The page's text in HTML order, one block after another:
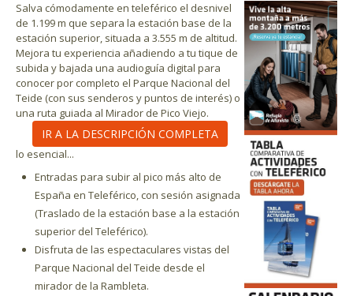
Salva cómodamente en teleférico el desnivel
de 1.199 m que separa la estación base de la
estación superior, situada a 3.555 m de altitud.
Mejora tu experiencia añadiendo a tu tique de
subida y bajada una audioguía digital para
conocer por completo el Parque Nacional del
Teide (con sus senderos y puntos de interés) o
una ruta guiada al Mirador de Pico Viejo.
IR A LA DESCRIPCIÓN COMPLETA
lo esencial...
Entradas para subir al pico más alto de
España en Teleférico, con sesión asignada
(Traslado de la estación base a la estación
superior del Teleférico).
Disfruta de las espectaculares vistas del
Parque Nacional del Teide desde el
mirador de la Rambleta.